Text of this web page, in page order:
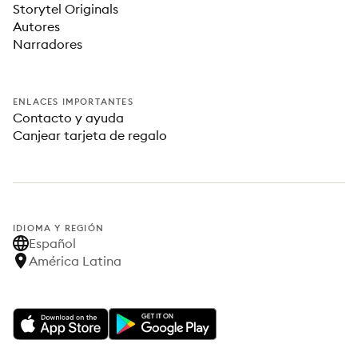
Storytel Originals
Autores
Narradores
ENLACES IMPORTANTES
Contacto y ayuda
Canjear tarjeta de regalo
IDIOMA Y REGIÓN
Español
América Latina